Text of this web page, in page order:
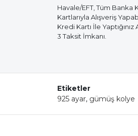
Havale/EFT, Tüm Banka
Kartlarıyla Alışveriş
Kredi Kartı İle
3 Taksit İmkanı.
Etiketler
925 ayar, gümüş kolye